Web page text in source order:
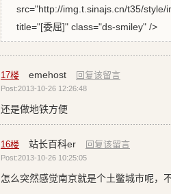
src="http://img.t.sinajs.cn/t35/
title="[委屈]" class="ds-smiley" />
17楼 emehost 回复该留言
Post:2013-10-26 12:26:48
还是做地铁方便
16楼 站长百科er 回复该留言
Post:2013-10-26 10:25:05
怎么突然感觉南京就是个土鳖城市呢，